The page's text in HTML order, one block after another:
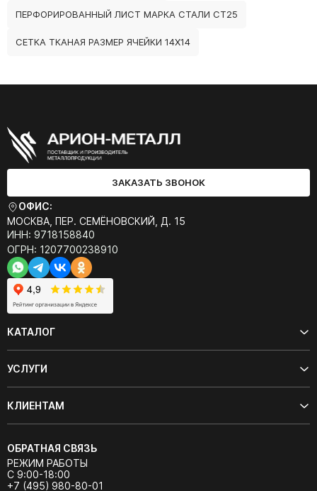
ПЕРФОРИРОВАННЫЙ ЛИСТ МАРКА СТАЛИ СТ25
СЕТКА ТКАНАЯ РАЗМЕР ЯЧЕЙКИ 14Х14
ЗАКАЗАТЬ ЗВОНОК
ОФИС:
МОСКВА, ПЕР. СЕМЁНОВСКИЙ, Д. 15
ИНН: 9718158840
ОГРН: 1207700238910
КАТАЛОГ
УСЛУГИ
КЛИЕНТАМ
ОБРАТНАЯ СВЯЗЬ
РЕЖИМ РАБОТЫ
С 9:00-18:00
+7 (495) 980-80-01